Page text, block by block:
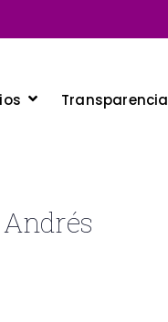
Transparencia